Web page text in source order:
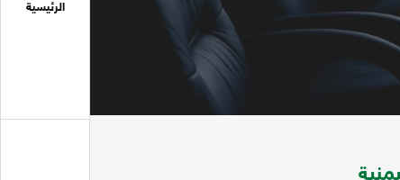
الرئيسية